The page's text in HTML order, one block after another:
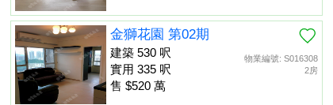
物業編號: S016308
2房
金獅花園 第02期
建築 530 呎
實用 335 呎
售 $520 萬